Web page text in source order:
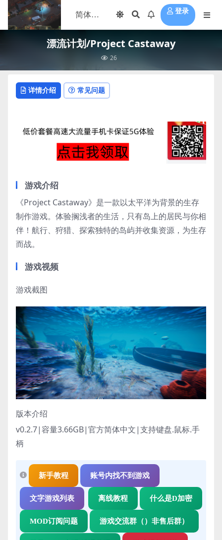
登录
漂流计划/Project Castaway
26
详情介绍 常见问题
游戏介绍
《Project Castaway》是一款以太平洋为背景的生存
制作游戏。体验搁浅者的生活，只有岛上的居民与你相
伴！航行、狩猎、探索独特的岛屿并收集资源，为生存
而战。
游戏视频
游戏截图
版本介绍
v0.2.7|容量3.66GB|官方简体中文|支持键盘.鼠标.手
柄
新手教程 账号内找不到游戏
文字游戏列表 离线教程 什么是D加密
MOD订阅问题 游戏交流群（）非售后群）